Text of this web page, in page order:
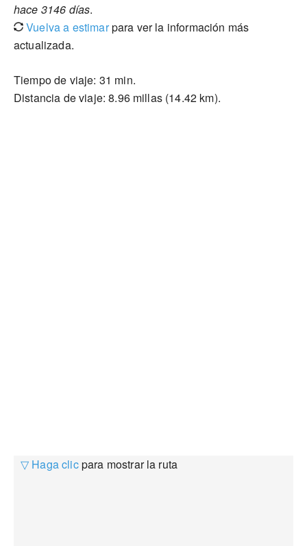
hace 3146 días.
Vuelva a estimarpara ver la información más
actualizada.
Tiempo de viaje: 31 min.
Distancia de viaje: 8.96 millas (14.42 km).
▽ Haga clicpara mostrar la ruta